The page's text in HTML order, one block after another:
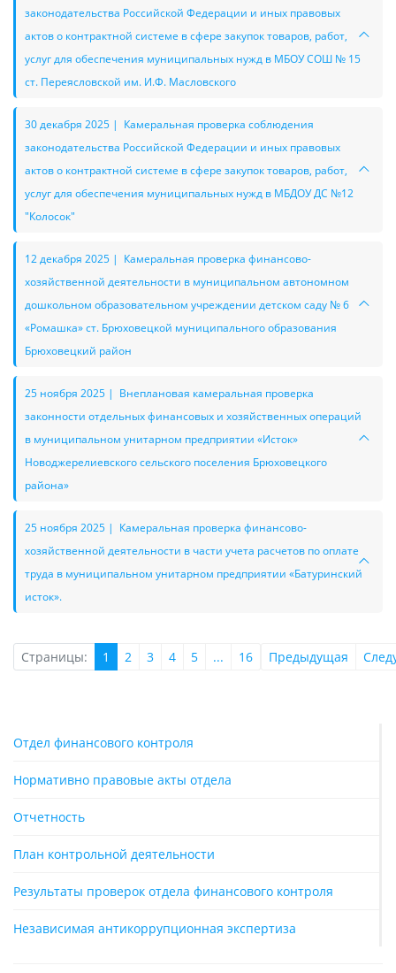
Отдел финансового контроля
Нормативно правовые акты отдела
Отчетность
План контрольной деятельности
Результаты проверок отдела финансового контроля
Независимая антикоррупционная экспертиза
законодательства Российской Федерации и иных правовых
актов о контрактной системе в сфере закупок товаров, работ,
услуг для обеспечения муниципальных нужд в МБОУ СОШ № 15
ст. Переясловской им. И.Ф. Масловского
30 декабря 2025 | Камеральная проверка соблюдения
законодательства Российской Федерации и иных правовых
актов о контрактной системе в сфере закупок товаров, работ,
услуг для обеспечения муниципальных нужд в МБДОУ ДС №12
"Колосок"
12 декабря 2025 | Камеральная проверка финансово-
хозяйственной деятельности в муниципальном автономном
дошкольном образовательном учреждении детском саду № 6
«Ромашка» ст. Брюховецкой муниципального образования
Брюховецкий район
25 ноября 2025 | Внеплановая камеральная проверка
законности отдельных финансовых и хозяйственных операций
в муниципальном унитарном предприятии «Исток»
Новоджерелиевского сельского поселения Брюховецкого
района»
25 ноября 2025 | Камеральная проверка финансово-
хозяйственной деятельности в части учета расчетов по оплате
труда в муниципальном унитарном предприятии «Батуринский
исток».
Страницы: 1 2 3 4 5 ... 16 Предыдущая